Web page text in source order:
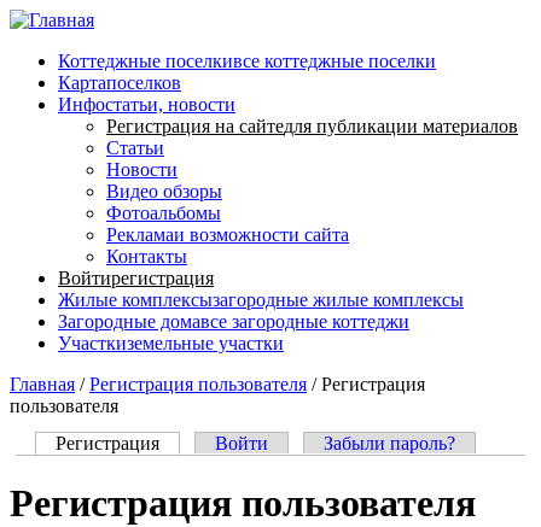
Перейти к основному содержанию
Коттеджные поселкивсе коттеджные поселки
Картапоселков
Инфостатьи, новости
Регистрация на сайтедля публикации материалов
Статьи
Новости
Видео обзоры
Фотоальбомы
Рекламаи возможности сайта
Контакты
Войтирегистрация
Жилые комплексызагородные жилые комплексы
Загородные домавсе загородные коттеджи
Участкиземельные участки
Главная / Регистрация пользователя /Регистрация
пользователя
Регистрация (активная вкладка)
Войти Забыли пароль?
Регистрация пользователя